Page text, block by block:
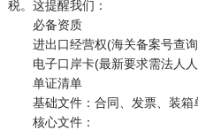
税。这提醒我们：
必备资质
进出口经营权(海关备案号查询
电子口岸卡(最新要求需法人人
单证清单
基础文件：合同、发票、装箱
核心文件：